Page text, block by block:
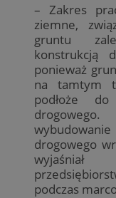
– Zakres
ziemne,
gruntu
konstrukcją
ponieważ
na tamtym
podłoże
drogowego
podczas